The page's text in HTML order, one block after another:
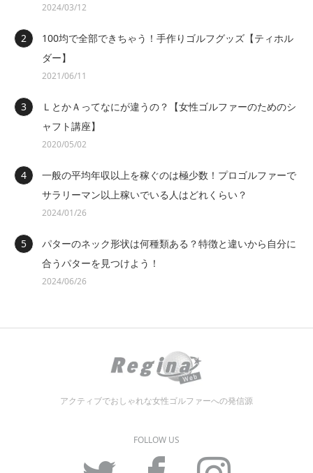
2024/03/12
100均で全部できちゃう！手作りゴルフグッズ【ティホル
ダー】
2021/06/11
ＬとかＡってなにが違うの？【女性ゴルファーのためのシ
ャフト講座】
2020/05/02
一般の平均年収以上を稼ぐのは極少数！プロゴルファーで
サラリーマン以上稼いでいる人はどれくらい？
2024/01/26
パターのネック形状は何種類ある？特徴と違いから自分に
合うパターを見つけよう！
2024/06/26
アクティブでおしゃれな女性ゴルファーへの発信源
FOLLOW US
Facebook Instagram